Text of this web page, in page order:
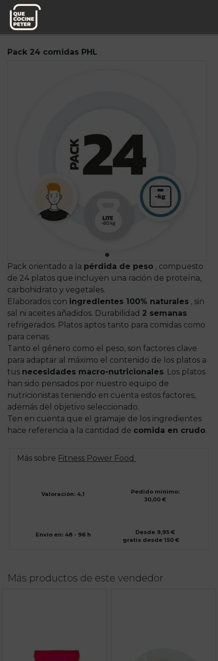
Pedido semanal
Pack 24 comidas PHL
Pack orientado a la pérdida de peso , compuesto
de 24 platos que incluyen una ración de proteína,
carbohidrato y vegetales.
Elaborados con ingredientes 100% naturales , sin
sal ni aceites añadidos. Durabilidad 2 semanas
refrigerados. Platos aptos tanto para comidas como
para cenas.
Tanto el género como el peso, son factores clave
para adaptar al máximo el contenido de los platos a
tus necesidades macro-nutricionales. Los platos
han sido pensados por nuestro equipo de
nutricionistas teniendo en cuenta estos factores,
además del objetivo seleccionado.
Ten en cuenta que el gramaje de los ingredientes
hace referencia a la cantidad de comida en crudo.
Más sobre Fitness Power Food
Valoración: 4,1
Pedido mínimo:
30,00 €
Envío en: 48 - 96 h
Desde 9,95 €
gratis desde 150 €
Más productos de este vendedor